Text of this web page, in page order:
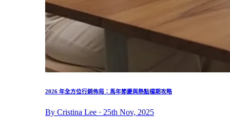
2026 年全方位行銷佈局：馬年節慶與熱點檔期攻略
By Cristina Lee · 25th Nov, 2025